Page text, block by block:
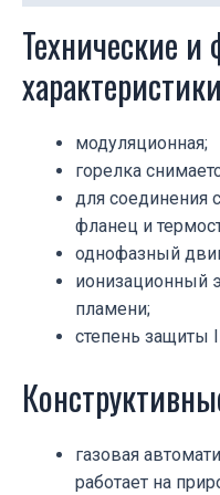
Технические
характеристики
модуляционная;
горелка
для соединения
фланец и
однофазный
ионизационный
пламени;
степень защиты
газовая
работает на